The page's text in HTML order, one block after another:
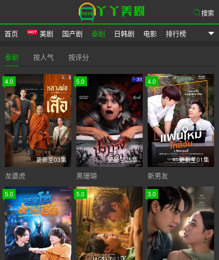
首页 美剧 国产剧 泰剧 日韩剧 电影 排行榜
搜索
泰剧 按人气 按评分
4.0
更新至03集
龙婆虎
5.0
更新至25集
黑珊瑚
4.0
更新至01集
新男友
5.0 5.0 3.0